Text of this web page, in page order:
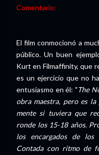
Comentario:
El film conmocionó a
público. Un buen
Kurt en Filmaffinity, que
es un ejercicio que no
entusiasmo en él: "The
obra maestra, pero es
mente si tuviera que
ronde los 15-18 años.
los encargados de los
Contada con ritmo de